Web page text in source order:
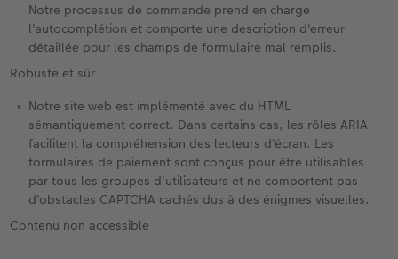
Notre processus de commande prend en charge
l'autocomplétion et comporte une description d'erreur
détaillée pour les champs de formulaire mal remplis.
Robuste et sûr
Notre site web est implémenté avec du HTML
sémantiquement correct. Dans certains cas, les rôles ARIA
facilitent la compréhension des lecteurs d'écran. Les
formulaires de paiement sont conçus pour être utilisables
par tous les groupes d'utilisateurs et ne comportent pas
d'obstacles CAPTCHA cachés dus à des énigmes visuelles.
Contenu non accessible